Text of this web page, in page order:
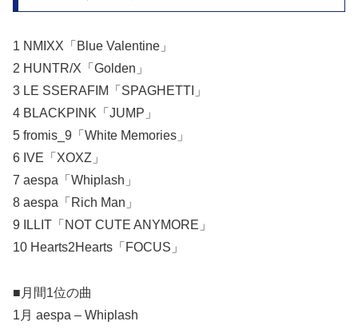
1 NMIXX「Blue Valentine」
2 HUNTR/X「Golden」
3 LE SSERAFIM「SPAGHETTI」
4 BLACKPINK「JUMP」
5 fromis_9「White Memories」
6 IVE「XOXZ」
7 aespa「Whiplash」
8 aespa「Rich Man」
9 ILLIT「NOT CUTE ANYMORE」
10 Hearts2Hearts「FOCUS」
■月間1位の曲
1月 aespa – Whiplash